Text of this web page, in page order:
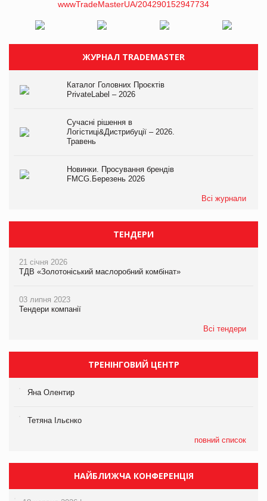
ЖУРНАЛ TRADEMASTER
Каталог Головних Проєктів
PrivateLabel – 2026
Сучасні рішення в
Логістиці&Дистрибуції – 2026.
Травень
Новинки. Просування брендів
FMCG.Березень 2026
Всі журнали
ТЕНДЕРИ
21 січня 2026
ТДВ «Золотоніський маслоробний комбінат»
03 липня 2023
Тендери компанії
Всі тендери
ТРЕНІНГОВИЙ ЦЕНТР
Яна Олентир
Тетяна Ільєнко
повний список
НАЙБЛИЖЧА КОНФЕРЕНЦІЯ